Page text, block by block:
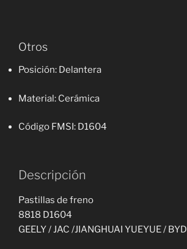
Otros
Posición: Delantera
Material: Cerámica
Código FMSI: D1604
Descripción
Pastillas de freno
8818 D1604
GEELY / JAC /JIANGHUAI YUEYUE / BYD